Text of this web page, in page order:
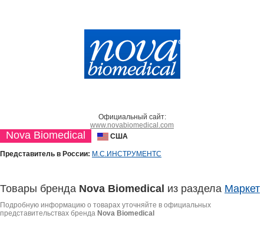
Официальный сайт:
www.novabiomedical.com
Nova Biomedical США
Представитель в России: М.С.ИНСТРУМЕНТС
Товары бренда Nova Biomedical из раздела Маркет
Подробную информацию о товарах уточняйте в официальных
представительствах бренда Nova Biomedical